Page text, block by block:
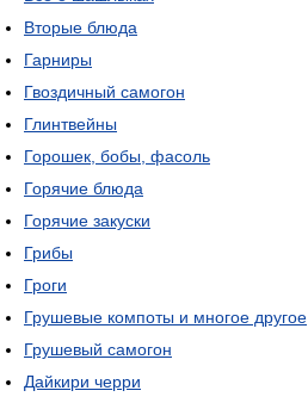
Вторые блюда
Гарниры
Гвоздичный самогон
Глинтвейны
Горошек, бобы, фасоль
Горячие блюда
Горячие закуски
Грибы
Гроги
Грушевые компоты и многое другое
Грушевый самогон
Дайкири черри